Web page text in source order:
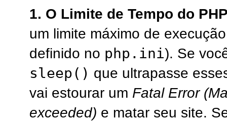
1. O Limite de Tempo do
um limite máximo de
definido no php.ini). Se
sleep() que ultrapasse
vai estourar um Fatal Error
exceeded) e matar seu site.